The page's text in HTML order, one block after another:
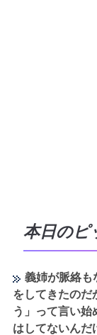
本日のピ
義姉が脈絡も
をしてきたのだ
う」って言い始
はしてないんだ